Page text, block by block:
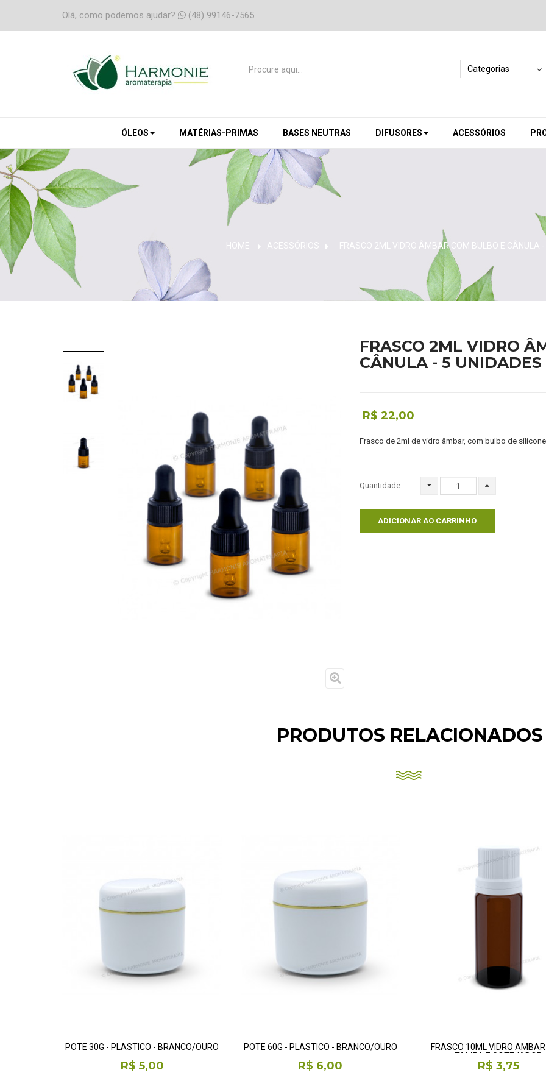
Olá, como podemos ajudar? (48) 99146-7565
ÓLEOS MATÉRIAS-PRIMAS BASES NEUTRAS DIFUSORES ACESSÓRIOS
HOME ACESSÓRIOS > FRASCO 2ML VIDRO ÂMBAR COM BULBO E CÂNULA
FRASCO 2ML VIDRO
CÂNULA - 5 UNIDADES
R$ 22,00
Frasco de 2ml de vidro âmbar, com bulbo de
Quantidade
ADICIONAR AO CARRINHO
PRODUTOS RELACIONADOS
POTE 30G - PLÁSTICO - BRANCO/OURO
R$ 5,00
POTE 60G - PLÁSTICO - BRANCO/OURO
R$ 6,00
FRASCO 10ML VIDRO
TAMPA E GOTEJADOR
R$ 3,75